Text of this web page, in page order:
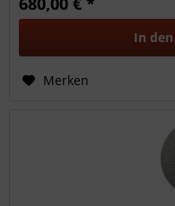
In den
Merken